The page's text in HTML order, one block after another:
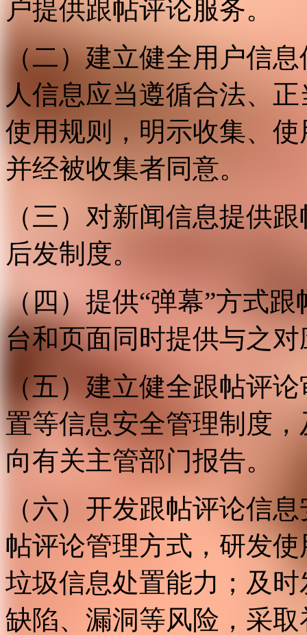
户提供跟帖评论服务。
（二）建立健全用户信
人信息应当遵循合法、
使用规则，明示收集、
并经被收集者同意。
（三）对新闻信息提供
后发制度。
（四）提供“弹幕”方式
台和页面同时提供与之
（五）建立健全跟帖评
置等信息安全管理制度
向有关主管部门报告。
（六）开发跟帖评论信
帖评论管理方式，研发
垃圾信息处置能力；及
缺陷、漏洞等风险，采